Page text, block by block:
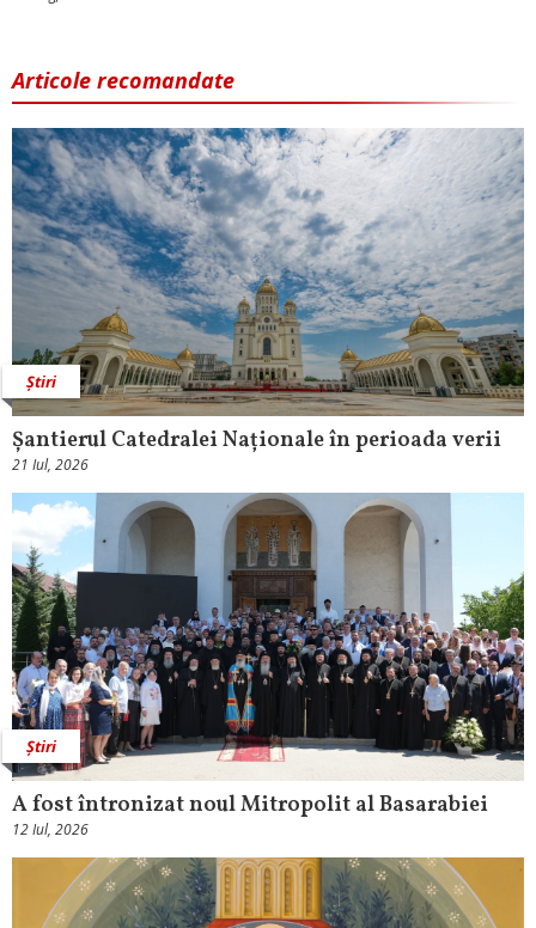
Articole recomandate
Știri
Șantierul Catedralei Naționale în perioada verii
21 Iul, 2026
Știri
A fost întronizat noul Mitropolit al Basarabiei
12 Iul, 2026